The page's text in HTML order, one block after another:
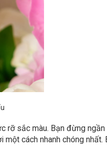
rỡ sắc màu. Bạn đừng
cách nhanh chóng